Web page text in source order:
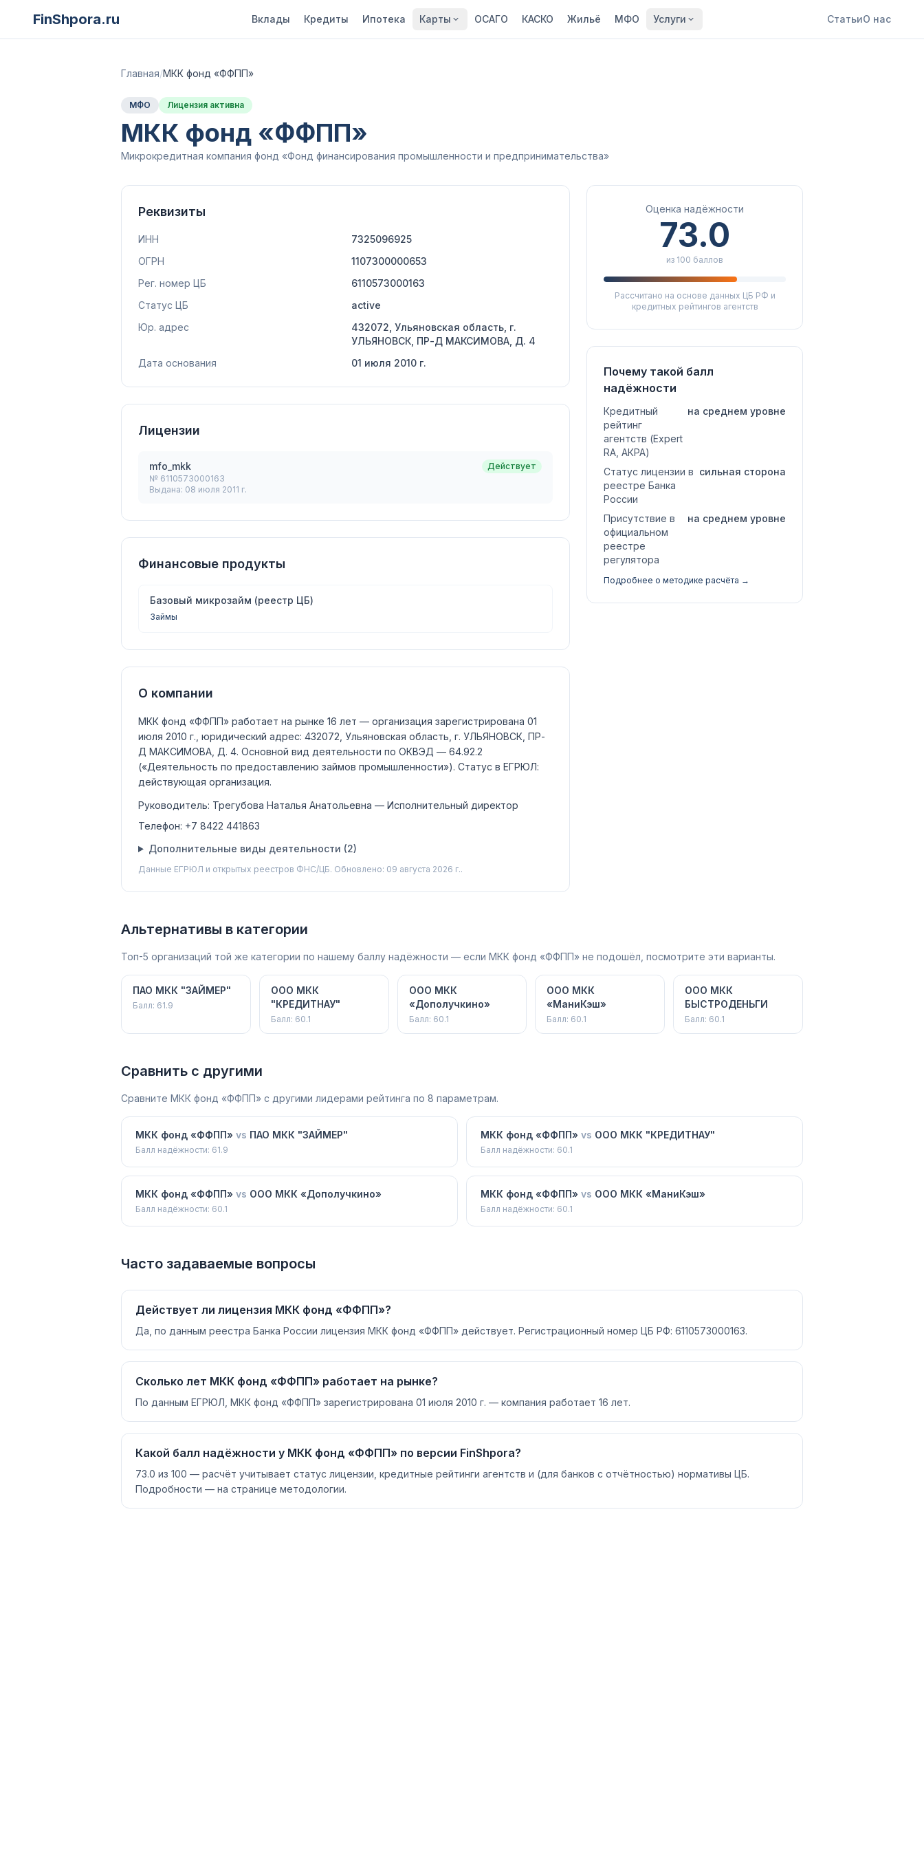
FinShpora.ru Вклады Кредиты Ипотека Карты ОСАГО КАСКО Жильё МФО Услуги СтатьиО нас
Главная/МКК фонд «ФФПП»
МФО Лицензия активна
МКК фонд «ФФПП»
Микрокредитная компания фонд «Фонд финансирования промышленности и предпринимательства»
Реквизиты
ИНН
7325096925
ОГРН
1107300000653
Рег. номер ЦБ
6110573000163
Статус ЦБ
active
Юр. адрес
432072, Ульяновская область, г.
УЛЬЯНОВСК, ПР-Д МАКСИМОВА, Д. 4
Дата основания
01 июля 2010 г.
Лицензии
mfo_mkk
№ 6110573000163
Выдана: 08 июля 2011 г.
Действует
Финансовые продукты
Базовый микрозайм (реестр ЦБ)
Займы
О компании
МКК фонд «ФФПП» работает на рынке 16 лет — организация зарегистрирована 01
июля 2010 г., юридический адрес: 432072, Ульяновская область, г. УЛЬЯНОВСК, ПР-
Д МАКСИМОВА, Д. 4. Основной вид деятельности по ОКВЭД — 64.92.2
(«Деятельность по предоставлению займов промышленности»). Статус в ЕГРЮЛ:
действующая организация.
Руководитель: Трегубова Наталья Анатольевна — Исполнительный директор
Телефон: +7 8422 441863
Дополнительные виды деятельности (2)
Данные ЕГРЮЛ и открытых реестров ФНС/ЦБ. Обновлено: 09 августа 2026 г..
Оценка надёжности
73.0
из 100 баллов
Рассчитано на основе данных ЦБ РФ и
кредитных рейтингов агентств
Почему такой балл
надёжности
Кредитный
рейтинг
агентств (Expert
RA, АКРА)
на среднем уровне
Статус лицензии в
реестре Банка
России
сильная сторона
Присутствие в
официальном
реестре
регулятора
на среднем уровне
Подробнее о методике расчёта →
Альтернативы в категории
Топ-5 организаций той же категории по нашему баллу надёжности — если МКК фонд «ФФПП» не подошёл, посмотрите эти варианты.
ПАО МКК "ЗАЙМЕР"
Балл: 61.9
ООО МКК
"КРЕДИТНАУ"
Балл: 60.1
ООО МКК
«Дополучкино»
Балл: 60.1
ООО МКК
«МаниКэш»
Балл: 60.1
ООО МКК
БЫСТРОДЕНЬГИ
Балл: 60.1
Сравнить с другими
Сравните МКК фонд «ФФПП» с другими лидерами рейтинга по 8 параметрам.
МКК фонд «ФФПП» vs ПАО МКК "ЗАЙМЕР"
Балл надёжности: 61.9
МКК фонд «ФФПП» vs ООО МКК "КРЕДИТНАУ"
Балл надёжности: 60.1
МКК фонд «ФФПП» vs ООО МКК «Дополучкино»
Балл надёжности: 60.1
МКК фонд «ФФПП» vs ООО МКК «МаниКэш»
Балл надёжности: 60.1
Часто задаваемые вопросы
Действует ли лицензия МКК фонд «ФФПП»?
Да, по данным реестра Банка России лицензия МКК фонд «ФФПП» действует. Регистрационный номер ЦБ РФ: 6110573000163.
Сколько лет МКК фонд «ФФПП» работает на рынке?
По данным ЕГРЮЛ, МКК фонд «ФФПП» зарегистрирована 01 июля 2010 г. — компания работает 16 лет.
Какой балл надёжности у МКК фонд «ФФПП» по версии FinShpora?
73.0 из 100 — расчёт учитывает статус лицензии, кредитные рейтинги агентств и (для банков с отчётностью) нормативы ЦБ.
Подробности — на странице методологии.